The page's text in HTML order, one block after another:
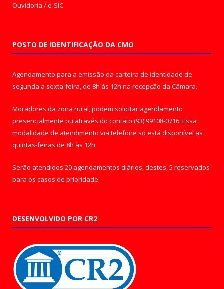
Ouvidoria /e-SIC
POSTO DE IDENTIFICAÇÃO DA CMO
Agendamento para a emissão da carteira de identidade de
segunda a sexta-feira, de 8h às 12h na recepção da Câmara.
Moradores da zona rural, podem solicitar agendamento
presencialmente ou através do contato (93) 99108-0716. Essa
modalidade de atendimento via telefone só está disponível as
quintas-feiras de 8h às 12h.
Serão atendidos 20 agendamentos diários, destes, 5 reservados
para os casos de prioridade.
DESENVOLVIDO POR CR2